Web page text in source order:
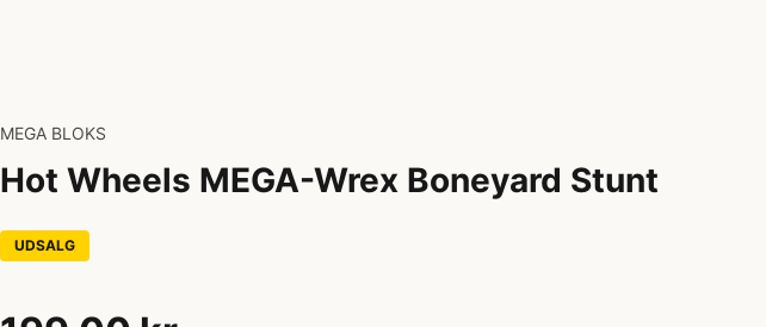
MEGA BLOKS
Hot Wheels MEGA-Wrex Boneyard Stunt
UDSALG